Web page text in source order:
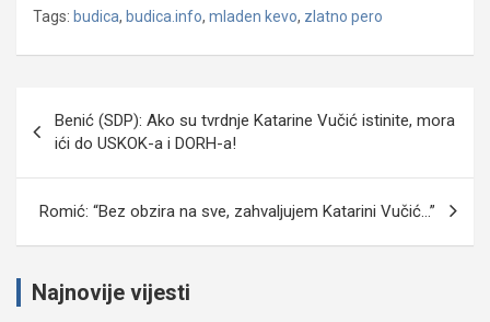
Tags: budica, budica.info, mladen kevo, zlatno pero
objava
Benić (SDP): Ako su tvrdnje Katarine Vučić istinite, mora
ići do USKOK-a i DORH-a!
Romić: “Bez obzira na sve, zahvaljujem Katarini Vučić…”
Najnovije vijesti